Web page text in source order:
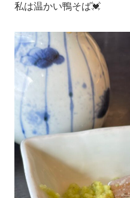
私は温かい鴨そば💓